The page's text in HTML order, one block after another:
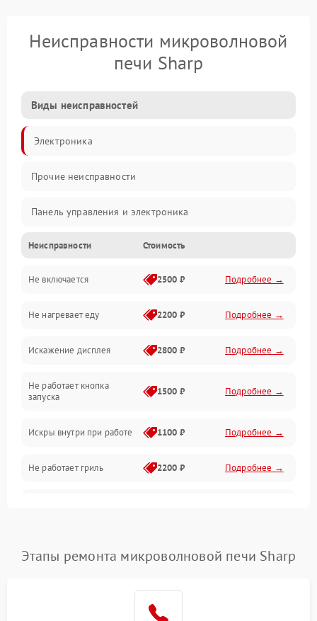
Неисправности микроволновой
печи Sharp
Виды неисправностей
Электроника
Прочие неисправности
Панель управления и электроника
Дверца и корпус
Механика и внутренние элементы
Механические повреждения
Питание и запуск
Нагрев и приготовление
Программное обеспечение
Неисправности Стоимость
Не включается 2500 ₽ Подробнее →
Не нагревает еду 2200 ₽ Подробнее →
Искажение дисплея 2800 ₽ Подробнее →
Не работает кнопка
запуска
1500 ₽ Подробнее →
Искры внутри при работе 1100 ₽ Подробнее →
Не работает гриль 2200 ₽ Подробнее →
Подробнее →
Этапы ремонта микроволновой печи Sharp